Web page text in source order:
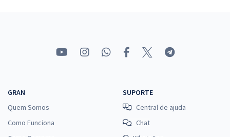
GRAN
Quem Somos
Como Funciona
SUPORTE
Central de ajuda
Chat